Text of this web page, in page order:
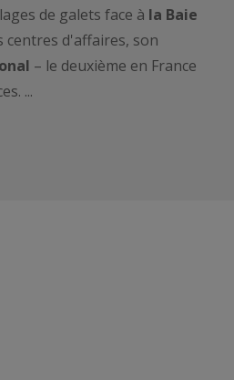
de galets face à la Baie
centres d'affaires, son
– le deuxième en France
...